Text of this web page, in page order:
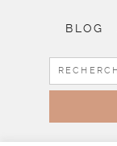
BLOG